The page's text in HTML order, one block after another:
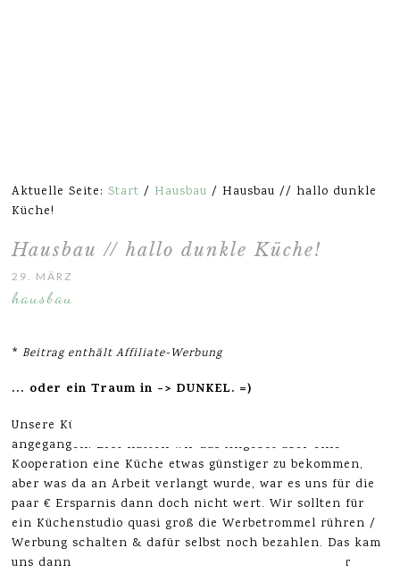
Aktuelle Seite:Start / Hausbau / Hausbau // hallo dunkle
Küche!
Hausbau // hallo dunkle Küche!
29. MÄRZ 2020
hausbau
*Beitrag enthält Affiliate-Werbung
… oder ein Traum in -> DUNKEL. =)
Unsere Küchenplanung sind wir ganz schön zeitig
angegangen. Erst hatten wir das Angebot über eine
Kooperation eine Küche etwas günstiger zu bekommen,
aber was da an Arbeit verlangt wurde, war es uns für die
paar € Ersparnis dann doch nicht wert. Wir sollten für
ein Küchenstudio quasi groß die Werbetrommel rühren /
Werbung schalten & dafür selbst noch bezahlen. Das kam
uns dann komisch vor, so dass wir lieber alles selber